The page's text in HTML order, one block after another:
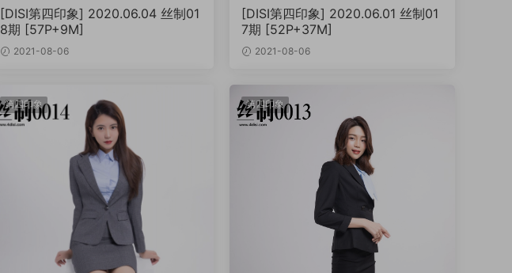
[DISI第四印象] 2020.06.04 丝制01
8期 [57P+9M]
2021-08-06
[DISI第四印象] 2020.06.01 丝制01
7期 [52P+37M]
2021-08-06
第四印象 第四印象